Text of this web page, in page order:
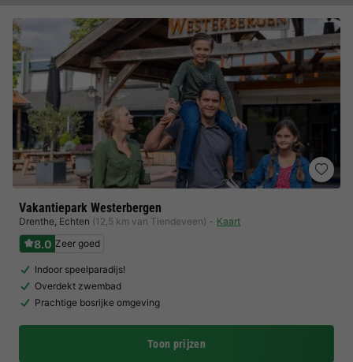
Vakantiepark Westerbergen
Drenthe, Echten (12,5 km van Tiendeveen) Kaart
8.0 Zeer goed
Indoor speelparadijs!
Overdekt zwembad
Prachtige bosrijke omgeving
Toon prijzen